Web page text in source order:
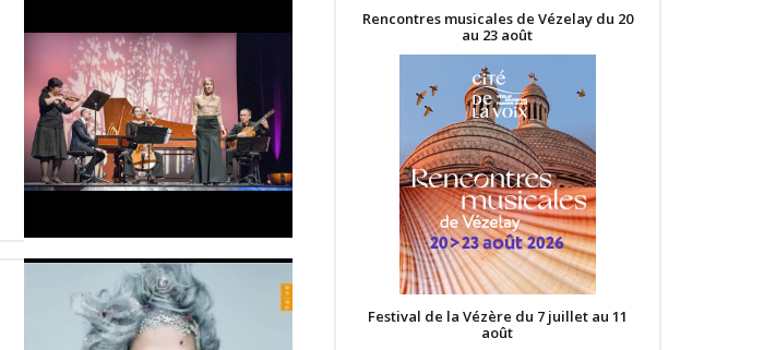
Rencontres musicales de Vézelay du 20
au 23 août
Festival de la Vézère du 7 juillet au 11
août